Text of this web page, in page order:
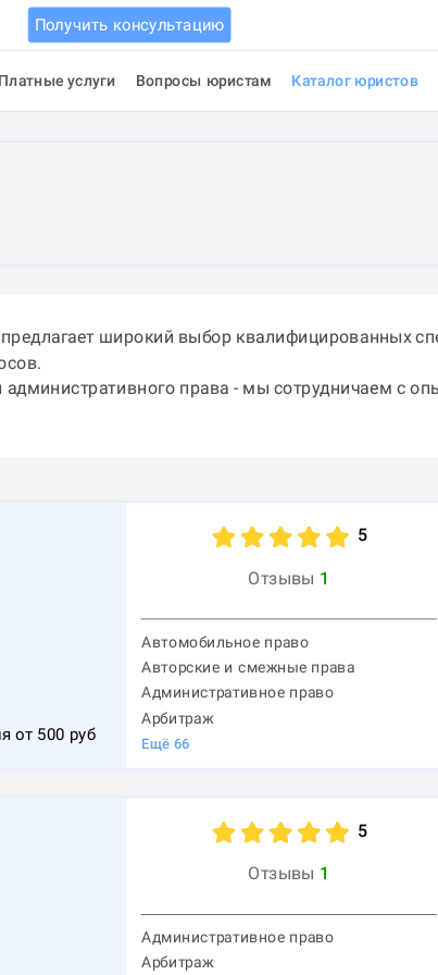
Получить консультацию
Платные услуги Вопросы юристам Каталог юристов
широкий выбор квалифицированных
административного права - мы сотрудничаем с
от 500 руб
5
Отзывы 1
Автомобильное право
Авторские и смежные права
Административное право
Арбитраж
Ещё 66
5
Отзывы 1
Административное право
Арбитраж